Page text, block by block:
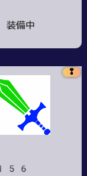
装備中
❢
156